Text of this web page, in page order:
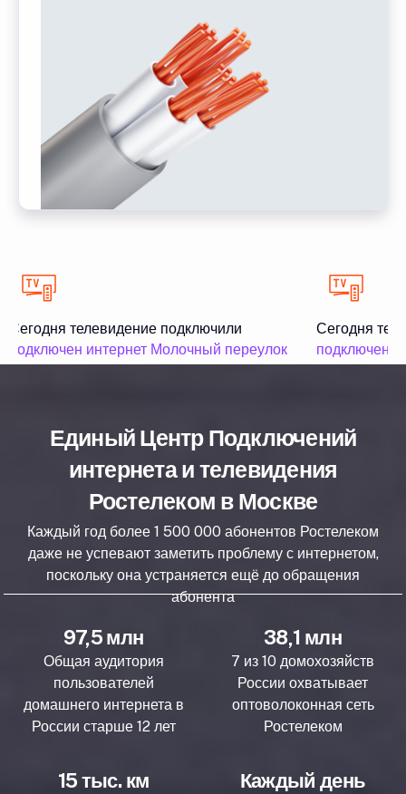
Сегодня телевидение подключили
подключен интернет Молочный переулок
Сегодня
подключен
Единый Центр Подключений
интернета и телевидения
Ростелеком в Москве
Каждый год более 1 500 000 абонентов Ростелеком
даже не успевают заметить проблему с интернетом,
поскольку она устраняется ещё до обращения
абонента
97,5 млн
Общая аудитория
пользователей
домашнего интернета в
России старше 12 лет
38,1 млн
7 из 10 домохозяйств
России охватывает
оптоволоконная сеть
Ростелеком
15 тыс. км Каждый день